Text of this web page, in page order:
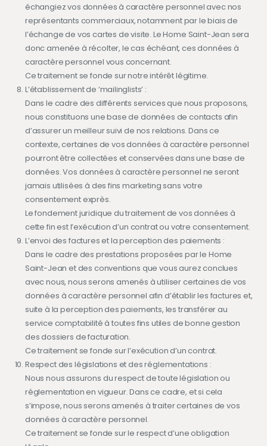
échangiez vos données à caractère personnel avec nos
représentants commerciaux, notamment par le biais de
l’échange de vos cartes de visite. Le Home Saint-Jean sera
donc amenée à récolter, le cas échéant, ces données à
caractère personnel vous concernant.
Ce traitement se fonde sur notre intérêt légitime.
L’établissement de ‘mailinglists’ :
Dans le cadre des différents services que nous proposons,
nous constituons une base de données de contacts afin
d’assurer un meilleur suivi de nos relations. Dans ce
contexte, certaines de vos données à caractère personnel
pourront être collectées et conservées dans une base de
données. Vos données à caractère personnel ne seront
jamais utilisées à des fins marketing sans votre
consentement exprès.
Le fondement juridique du traitement de vos données à
cette fin est l’exécution d’un contrat ou votre consentement.
L’envoi des factures et la perception des paiements :
Dans le cadre des prestations proposées par le Home
Saint-Jean et des conventions que vous aurez conclues
avec nous, nous serons amenés à utiliser certaines de vos
données à caractère personnel afin d’établir les factures et,
suite à la perception des paiements, les transférer au
service comptabilité à toutes fins utiles de bonne gestion
des dossiers de facturation.
Ce traitement se fonde sur l’exécution d’un contrat.
Respect des législations et des réglementations :
Nous nous assurons du respect de toute législation ou
réglementation en vigueur. Dans ce cadre, et si cela
s’impose, nous serons amenés à traiter certaines de vos
données à caractère personnel.
Ce traitement se fonde sur le respect d’une obligation